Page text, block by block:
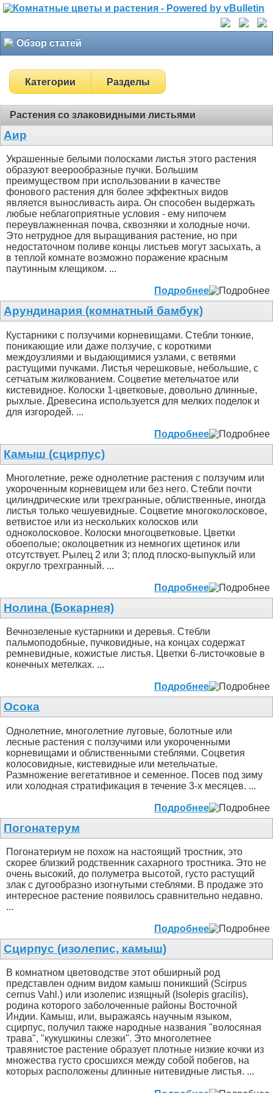
Обзор статей
Категории Разделы
Растения со злаковидными листьями
Аир
Украшенные белыми полосками листья этого растения
образуют веерообразные пучки. Большим
преимуществом при использовании в качестве
фонового растения для более эффектных видов
является выносливасть аира. Он способен выдержать
любые неблагоприятные условия - ему нипочем
переувлажненная почва, сквозняки и холодные ночи.
Это нетрудное для выращивания растение, но при
недостаточном поливе концы листьев могут засыхать, а
в теплой комнате возможно поражение красным
паутинным клещиком. ...
Подробнее
Арундинария (комнатный бамбук)
Кустарники с ползучими корневищами. Стебли тонкие,
поникающие или даже ползучие, с короткими
междоузлиями и выдающимися узлами, с ветвями
растущими пучками. Листья черешковые, небольшие, с
сетчатым жилкованием. Соцветие метельчатое или
кистевидное. Колоски 1-цветковые, довольно длинные,
рыхлые. Древесина используется для мелких поделок и
для изгородей. ...
Подробнее
Камыш (сцирпус)
Многолетние, реже однолетние растения с ползучим или
укороченным корневищем или без него. Стебли почти
цилиндрические или трехгранные, облиственные, иногда
листья только чешуевидные. Соцветие многоколосковое,
ветвистое или из нескольких колосков или
одноколосковое. Колоски многоцветковые. Цветки
обоеполые; околоцветник из немногих щетинок или
отсутствует. Рылец 2 или 3; плод плоско-выпуклый или
округло трехгранный. ...
Подробнее
Нолина (Бокарнея)
Вечнозеленые кустарники и деревья. Стебли
пальмоподобные, пучковидные, на концах содержат
ремневидные, кожистые листья. Цветки 6-листочковые в
конечных метелках. ...
Подробнее
Осока
Однолетние, многолетние луговые, болотные или
лесные растения с ползучими или укороченными
корневищами и облиственными стеблями. Соцветия
колосовидные, кистевидные или метельчатые.
Размножение вегетативное и семенное. Посев под зиму
или холодная стратификация в течение 3-х месяцев. ...
Подробнее
Погонатерум
Погонатериум не похож на настоящий тростник, это
скорее близкий родственник сахарного тростника. Это не
очень высокий, до полуметра высотой, густо растущий
злак с дугообразно изогнутыми стеблями. В продаже это
интересное растение появилось сравнительно недавно.
...
Подробнее
Сцирпус (изолепис, камыш)
В комнатном цветоводстве этот обширный род
представлен одним видом камыш поникший (Scirpus
сеrnus Vahl.) или изолепис изящный (Isolepis gracilis),
родина которого заболоченные районы Восточной
Индии. Камыш, или, выражаясь научным языком,
сцирпус, получил также народные названия "волосяная
трава", "кукушкины слезки". Это многолетнее
травянистое растение образует плотные низкие кочки из
множества густо сросшихся между собой побегов, на
которых расположены длинные нитевидные листья. ...